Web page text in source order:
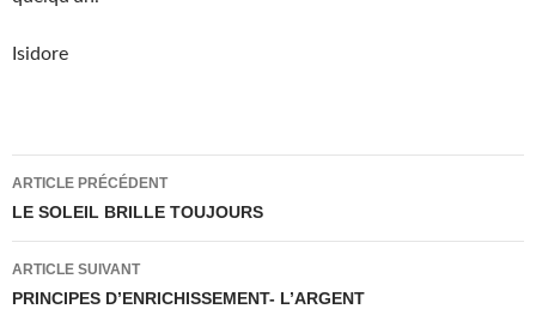
Isidore
Navigation
des
articles
ARTICLE PRÉCÉDENT
LE SOLEIL BRILLE TOUJOURS
ARTICLE SUIVANT
PRINCIPES D’ENRICHISSEMENT- L’ARGENT